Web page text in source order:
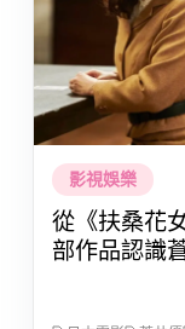
影視娛樂
從《扶桑花
部作品認識